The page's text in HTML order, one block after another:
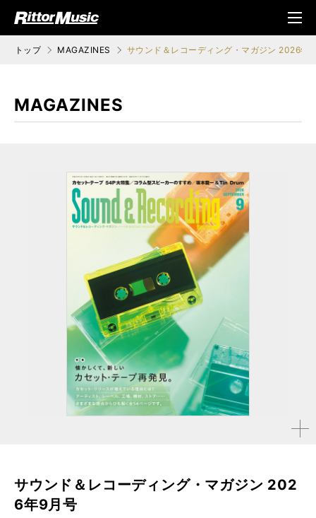
ジック (Rittor Musi
メニ
ュ
トップ MAGAZINES サウンド＆レコーディング・マガジン 2026年
MAGAZINES
拡大す
サウンド＆レコーディング・マガジン 202
6年9月号